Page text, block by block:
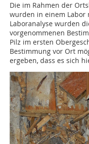
Die im Rahmen der
wurden in einem Labor
Laboranalyse wurden
vorgenommenen
Pilz im ersten
Bestimmung vor Ort
ergeben, dass es sich